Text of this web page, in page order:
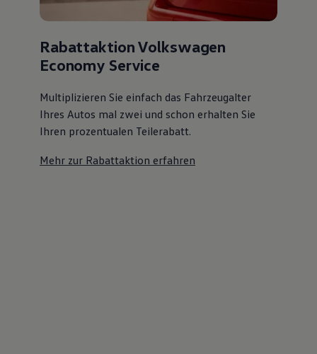
Rabattaktion Volkswagen
Economy Service
Multiplizieren Sie einfach das Fahrzeugalter
Ihres Autos mal zwei und schon erhalten Sie
Ihren prozentualen Teilerabatt.
Mehr zur Rabattaktion erfahren